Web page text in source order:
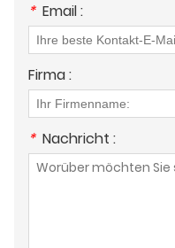
* Email :
Firma :
* Nachricht :